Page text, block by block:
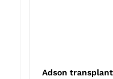
Adson